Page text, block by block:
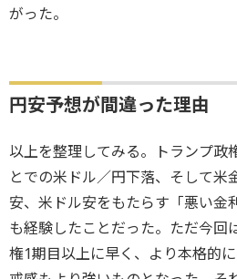
がった。
円安予想が間違った理由
以上を整理してみる。トランプ政
とでの米ドル／円下落、そして米
安、米ドル安をもたらす「悪い金
も経験したことだった。ただ今回
権1期目以上に早く、より本格的